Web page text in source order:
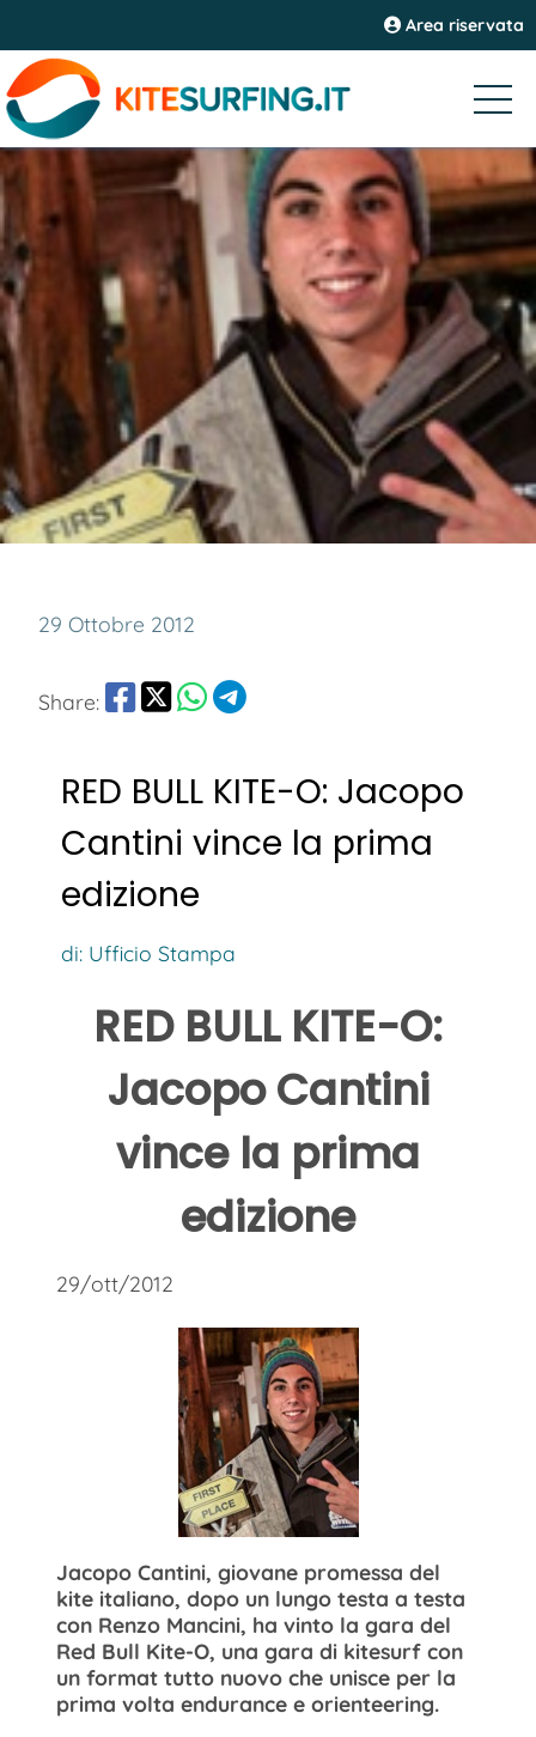
Area riservata
29 Ottobre 2012
Share:
RED BULL KITE-O: Jacopo
Cantini vince la prima
edizione
di: Ufficio Stampa
RED BULL KITE-O:
Jacopo Cantini
vince la prima
edizione
29/ott/2012
Jacopo Cantini, giovane promessa del
kite italiano, dopo un lungo testa a testa
con Renzo Mancini, ha vinto la gara del
Red Bull Kite-O, una gara di kitesurf con
un format tutto nuovo che unisce per la
prima volta endurance e orienteering.